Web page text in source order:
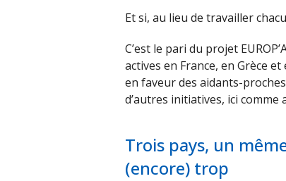
Et si, au lieu de travailler
C’est le pari du projet
actives en France, en Grèce
en faveur des aidants-
d’autres initiatives, ici comme
Trois pays, un
(encore) trop